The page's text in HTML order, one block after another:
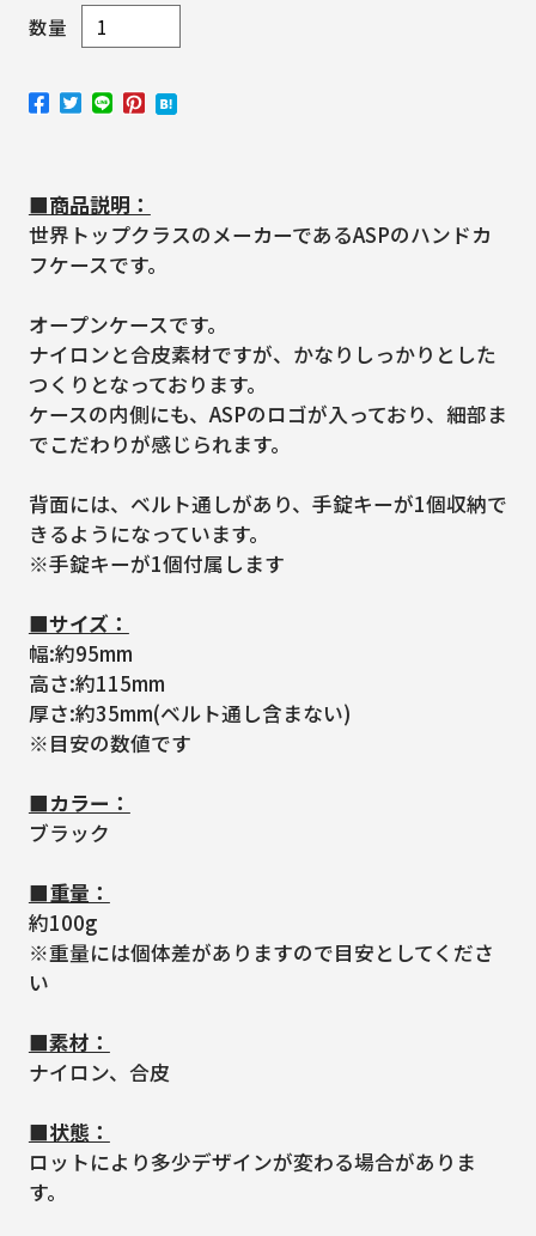
数量
■商品説明：
世界トップクラスのメーカーであるASPのハンドカ
フケースです。
オープンケースです。
ナイロンと合皮素材ですが、かなりしっかりとした
つくりとなっております。
ケースの内側にも、ASPのロゴが入っており、細部ま
でこだわりが感じられます。
背面には、ベルト通しがあり、手錠キーが1個収納で
きるようになっています。
※手錠キーが1個付属します
■サイズ：
幅:約95mm
高さ:約115mm
厚さ:約35mm(ベルト通し含まない)
※目安の数値です
■カラー：
ブラック
■重量：
約100g
※重量には個体差がありますので目安としてくださ
い
■素材：
ナイロン、合皮
■状態：
ロットにより多少デザインが変わる場合がありま
す。